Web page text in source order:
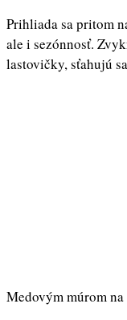
Prihliada sa pritom
ale i sezónnosť.
lastovičky, sťahujú
Medovým múrom